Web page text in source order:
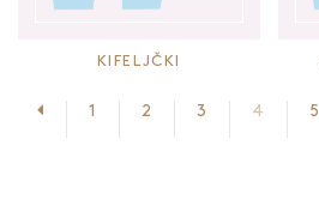
KIFELJČKI
Prejšnja stran
1 2 3 4 5